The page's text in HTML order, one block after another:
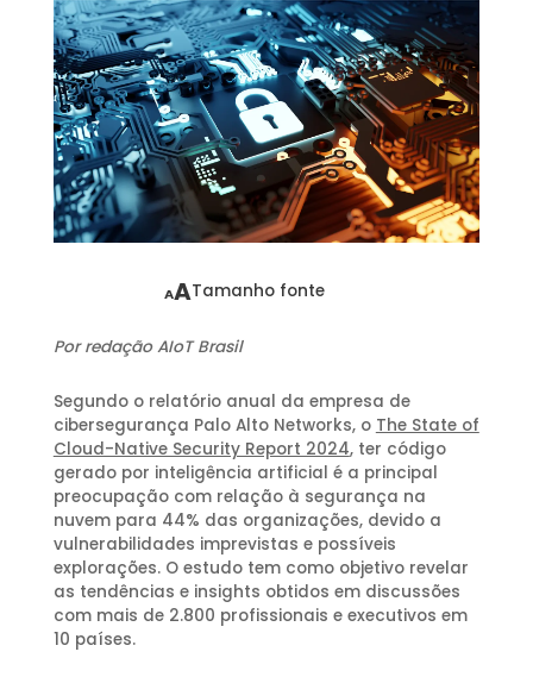
AATamanho fonte
Por redação AIoT Brasil
Segundo o relatório anual da empresa de
cibersegurança Palo Alto Networks, o The State of
Cloud-Native Security Report 2024, ter código
gerado por inteligência artificial é a principal
preocupação com relação à segurança na
nuvem para 44% das organizações, devido a
vulnerabilidades imprevistas e possíveis
explorações. O estudo tem como objetivo revelar
as tendências e insights obtidos em discussões
com mais de 2.800 profissionais e executivos em
10 países.